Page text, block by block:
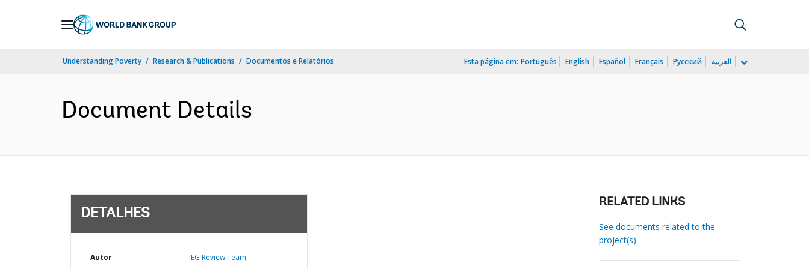
Understanding Poverty Research & Publications Documentos e Relatórios Esta página em: Português English Español Français Русский العربية
Document Details
DETALHES
Autor IEG Review Team;
RELATED LINKS
See documents related to the
project(s)